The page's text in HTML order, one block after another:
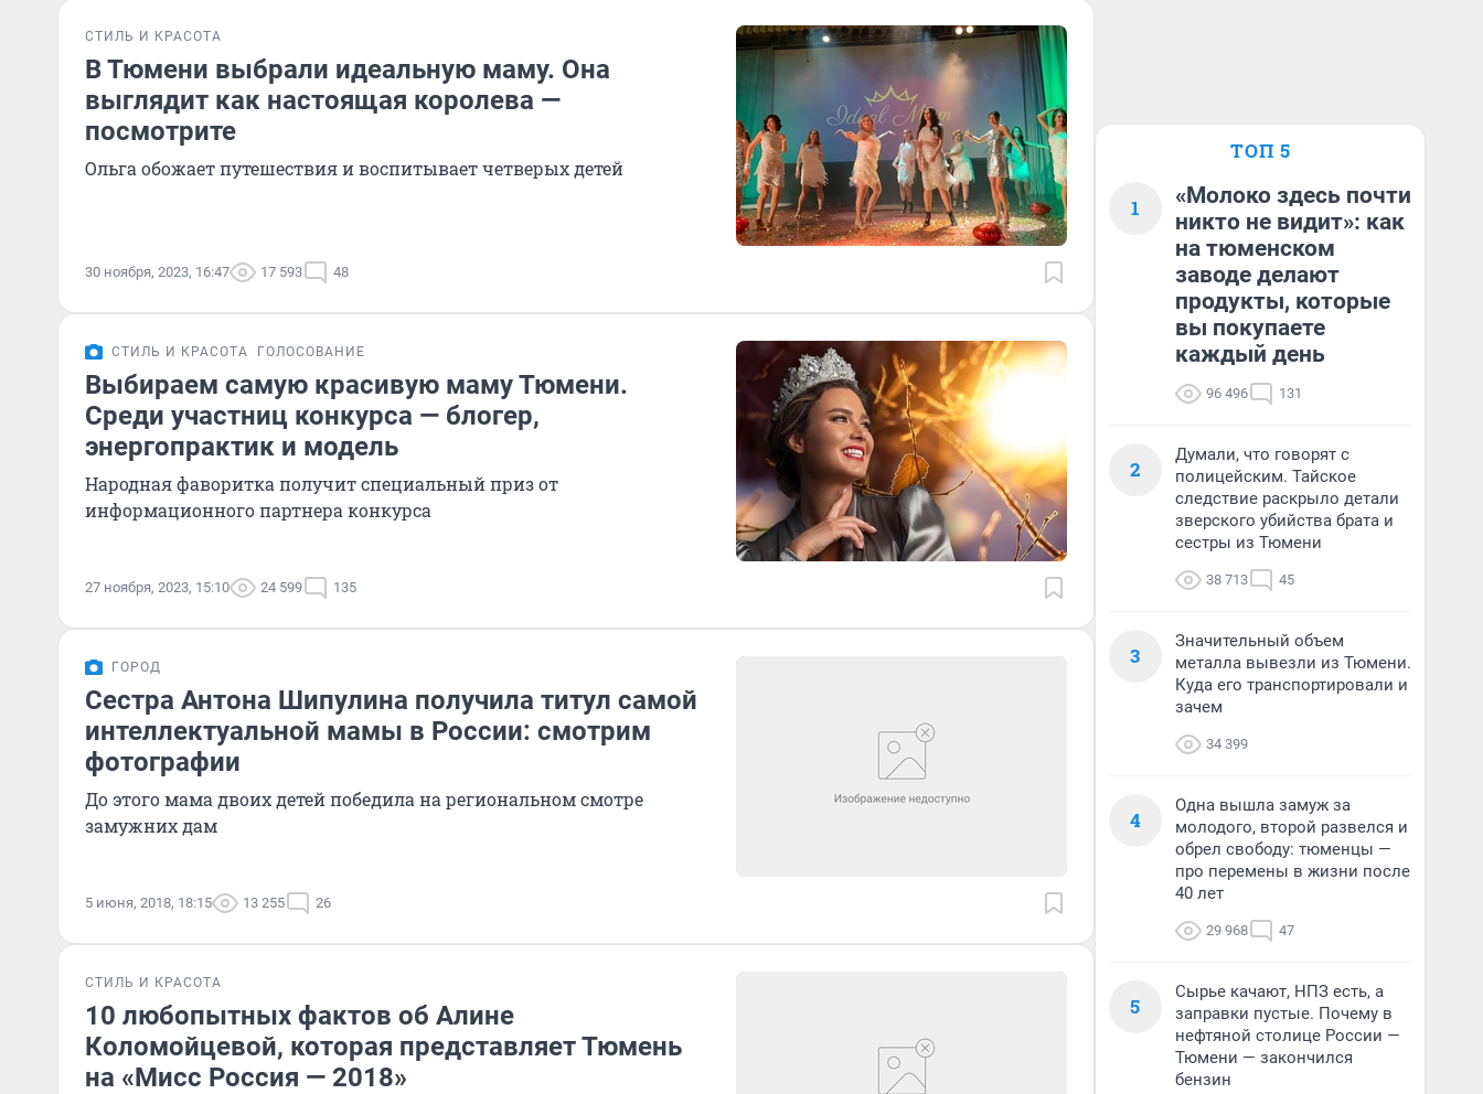
СТИЛЬ И КРАСОТА
В Тюмени выбрали идеальную маму. Она
выглядит как настоящая королева —
посмотрите
Ольга обожает путешествия и воспитывает четверых детей
30 ноября, 2023, 16:47 17 593 48
СТИЛЬ И КРАСОТА ГОЛОСОВАНИЕ
Выбираем самую красивую маму Тюмени.
Среди участниц конкурса — блогер,
энергопрактик и модель
Народная фаворитка получит специальный приз от
информационного партнера конкурса
27 ноября, 2023, 15:10 24 599 135
ГОРОД
Сестра Антона Шипулина получила титул самой
интеллектуальной мамы в России: смотрим
фотографии
До этого мама двоих детей победила на региональном смотре
замужних дам
5 июня, 2018, 18:15 13 255 26
СТИЛЬ И КРАСОТА
10 любопытных фактов об Алине
Коломойцевой, которая представляет Тюмень
на «Мисс Россия — 2018»
ТОП 5
1
«Молоко здесь почти
никто не видит»: как
на тюменском
заводе делают
продукты, которые
вы покупаете
каждый день
96 496 131
2
Думали, что говорят с
полицейским. Тайское
следствие раскрыло детали
зверского убийства брата и
сестры из Тюмени
38 713 45
3
Значительный объем
металла вывезли из Тюмени.
Куда его транспортировали и
зачем
34 399
4
Одна вышла замуж за
молодого, второй развелся и
обрел свободу: тюменцы —
про перемены в жизни после
40 лет
29 968 47
5
Сырье качают, НПЗ есть, а
заправки пустые. Почему в
нефтяной столице России —
Тюмени — закончился
бензин